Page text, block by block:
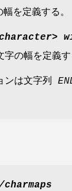
を定義する。
>
の幅を定義す
ンは文字列